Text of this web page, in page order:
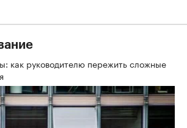
как руководителю пережить сложные